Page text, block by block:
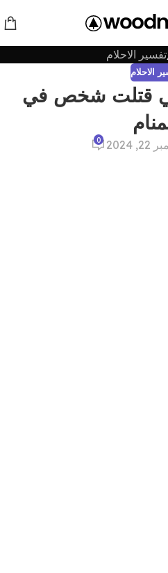
تفسير الاحلام
الاحلام
قتلت شخص في
0